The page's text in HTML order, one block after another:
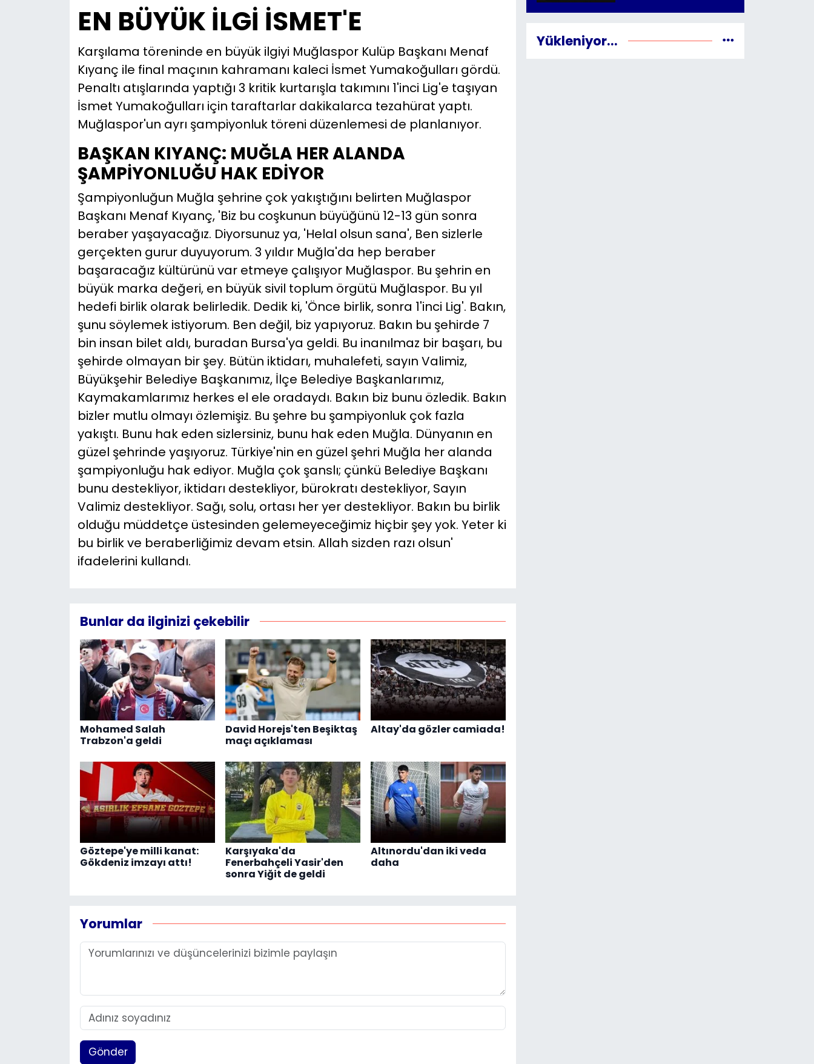
EN BÜYÜK İLGİ İSMET'E
Karşılama töreninde en büyük ilgiyi Muğlaspor Kulüp Başkanı Menaf
Kıyanç ile final maçının kahramanı kaleci İsmet Yumakoğulları gördü.
Penaltı atışlarında yaptığı 3 kritik kurtarışla takımını 1'inci Lig'e taşıyan
İsmet Yumakoğulları için taraftarlar dakikalarca tezahürat yaptı.
Muğlaspor'un ayrı şampiyonluk töreni düzenlemesi de planlanıyor.
BAŞKAN KIYANÇ: MUĞLA HER ALANDA
ŞAMPİYONLUĞU HAK EDİYOR
Şampiyonluğun Muğla şehrine çok yakıştığını belirten Muğlaspor
Başkanı Menaf Kıyanç, 'Biz bu coşkunun büyüğünü 12-13 gün sonra
beraber yaşayacağız. Diyorsunuz ya, 'Helal olsun sana', Ben sizlerle
gerçekten gurur duyuyorum. 3 yıldır Muğla'da hep beraber
başaracağız kültürünü var etmeye çalışıyor Muğlaspor. Bu şehrin en
büyük marka değeri, en büyük sivil toplum örgütü Muğlaspor. Bu yıl
hedefi birlik olarak belirledik. Dedik ki, 'Önce birlik, sonra 1'inci Lig'. Bakın,
şunu söylemek istiyorum. Ben değil, biz yapıyoruz. Bakın bu şehirde 7
bin insan bilet aldı, buradan Bursa'ya geldi. Bu inanılmaz bir başarı, bu
şehirde olmayan bir şey. Bütün iktidarı, muhalefeti, sayın Valimiz,
Büyükşehir Belediye Başkanımız, İlçe Belediye Başkanlarımız,
Kaymakamlarımız herkes el ele oradaydı. Bakın biz bunu özledik. Bakın
bizler mutlu olmayı özlemişiz. Bu şehre bu şampiyonluk çok fazla
yakıştı. Bunu hak eden sizlersiniz, bunu hak eden Muğla. Dünyanın en
güzel şehrinde yaşıyoruz. Türkiye'nin en güzel şehri Muğla her alanda
şampiyonluğu hak ediyor. Muğla çok şanslı; çünkü Belediye Başkanı
bunu destekliyor, iktidarı destekliyor, bürokratı destekliyor, Sayın
Valimiz destekliyor. Sağı, solu, ortası her yer destekliyor. Bakın bu birlik
olduğu müddetçe üstesinden gelemeyeceğimiz hiçbir şey yok. Yeter ki
bu birlik ve beraberliğimiz devam etsin. Allah sizden razı olsun'
ifadelerini kullandı.
Bunlar da ilginizi çekebilir
Mohamed Salah
Trabzon'a geldi
David Horejs'ten Beşiktaş
maçı açıklaması
Altay'da gözler camiada!
Göztepe'ye milli kanat:
Gökdeniz imzayı attı!
Karşıyaka'da
Fenerbahçeli Yasir'den
sonra Yiğit de geldi
Altınordu'dan iki veda
daha
Yorumlar
Gönder
Yükleniyor...